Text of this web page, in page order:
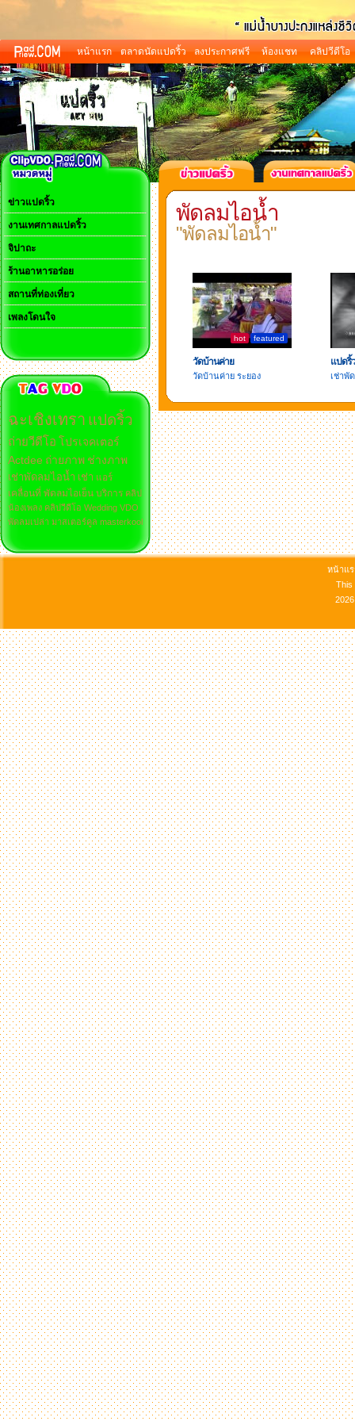
หน้าแรก ตลาดนัดแปดริ้ว ลงประกาศฟรี ห้องแชท คลิปวีดีโอ
ข่าวแปดริ้ว
งานเทศกาลแปดริ้ว
จิปาถะ
ร้านอาหารอร่อย
สถานที่ท่องเที่ยว
เพลงโดนใจ
ฉะเชิงเทรา แปดริ้ว
ถ่ายวีดีโอ โปรเจคเตอร์
Actdee ถ่ายภาพ ช่างภาพ
เช่าพัดลมไอน้ำ เช่า แอร์
เคลื่อนที่ พัดลมไอเย็น บริการ คลิป
น้องเพลง คลิปวีดีโอ Wedding VDO
พัดลมเปล่า มาสเตอร์คูล masterkool
พัดลมไอน้ำ
"พัดลมไอน้ำ"
hot featured
วัดบ้านค่าย
วัดบ้านค่าย ระยอง
แปดริ้
เช่าพั
หน้าแ
This